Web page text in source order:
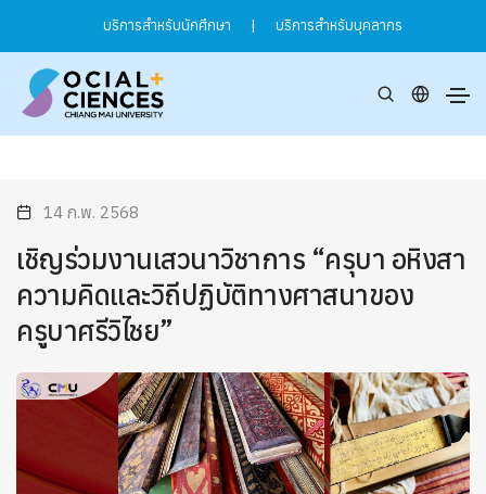
บริการสำหรับนักศึกษา | บริการสำหรับบุคลากร
14 ก.พ. 2568
เชิญร่วมงานเสวนาวิชาการ “ครุบา อหิงสา
ความคิดและวิถีปฏิบัติทางศาสนาของ
ครูบาศรีวิไชย”